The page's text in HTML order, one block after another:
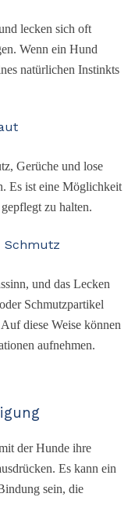
lecken sich oft
Wenn ein Hund
natürlichen Instinkts
Gerüche und lose
Es ist eine Möglichkeit
zu halten.
Schmutz
und das Lecken
oder Schmutzpartikel
diese Weise können
aufnehmen.
der Hunde ihre
Es kann ein
sein, die